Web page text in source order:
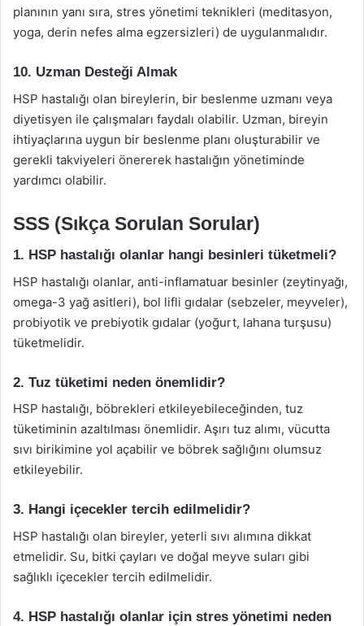
planının yanı sıra, stres yönetimi teknikleri (meditasyon,
yoga, derin nefes alma egzersizleri) de uygulanmalıdır.
10. Uzman Desteği Almak
HSP hastalığı olan bireylerin, bir beslenme uzmanı veya
diyetisyen ile çalışmaları faydalı olabilir. Uzman, bireyin
ihtiyaçlarına uygun bir beslenme planı oluşturabilir ve
gerekli takviyeleri önererek hastalığın yönetiminde
yardımcı olabilir.
SSS (Sıkça Sorulan Sorular)
1. HSP hastalığı olanlar hangi besinleri tüketmeli?
HSP hastalığı olanlar, anti-inflamatuar besinler (zeytinyağı,
omega-3 yağ asitleri), bol lifli gıdalar (sebzeler, meyveler),
probiyotik ve prebiyotik gıdalar (yoğurt, lahana turşusu)
tüketmelidir.
2. Tuz tüketimi neden önemlidir?
HSP hastalığı, böbrekleri etkileyebileceğinden, tuz
tüketiminin azaltılması önemlidir. Aşırı tuz alımı, vücutta
sıvı birikimine yol açabilir ve böbrek sağlığını olumsuz
etkileyebilir.
3. Hangi içecekler tercih edilmelidir?
HSP hastalığı olan bireyler, yeterli sıvı alımına dikkat
etmelidir. Su, bitki çayları ve doğal meyve suları gibi
sağlıklı içecekler tercih edilmelidir.
4. HSP hastalığı olanlar için stres yönetimi neden